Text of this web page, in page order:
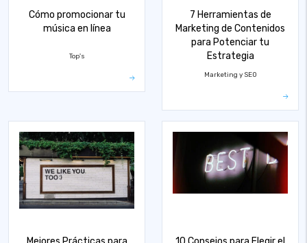
Cómo promocionar tu
música en línea
Top's
7 Herramientas de
Marketing de Contenidos
para Potenciar tu
Estrategia
Marketing y SEO